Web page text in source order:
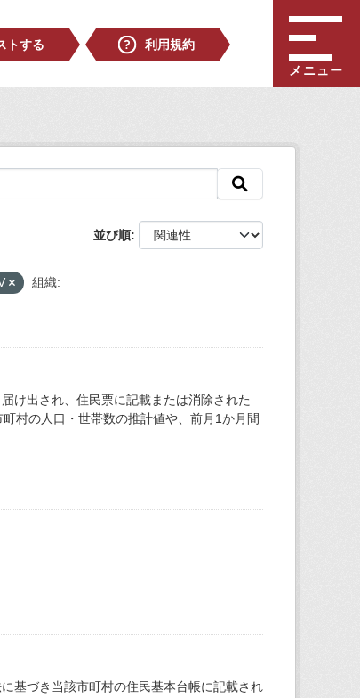
トする
利用規約
メニュー
並び順
組織:
け出され、住民票に記載または消除された
村の人口・世帯数の推計値や、前月1か月間
基づき当該市町村の住民基本台帳に記載され